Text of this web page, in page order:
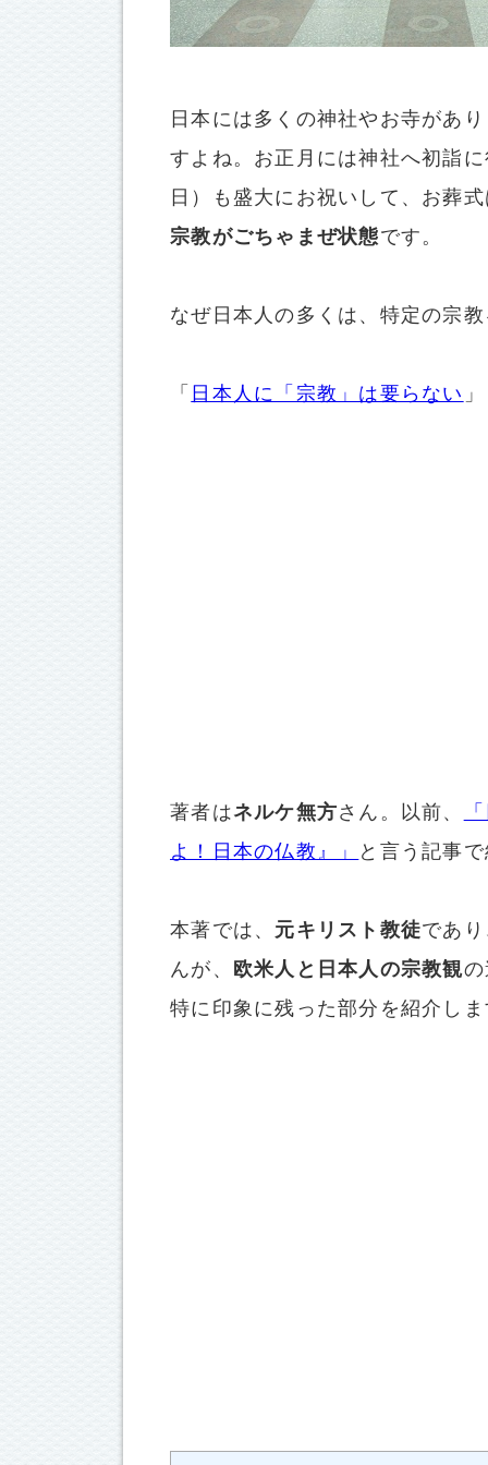
日本には多くの神社やお寺があ
すよね。お正月には神社へ初詣
日）も盛大にお祝いして、お葬
宗教がごちゃまぜ状態です。
なぜ日本人の多くは、特定の宗
「 日本人に「宗教」は要らない
著者はネルケ無方さん。以前、
よ！日本の仏教』」
と言う記事
本著では、 元キリスト教徒であ
んが、
欧米人と日本人の宗教観
特に印象に残った部分を紹介し